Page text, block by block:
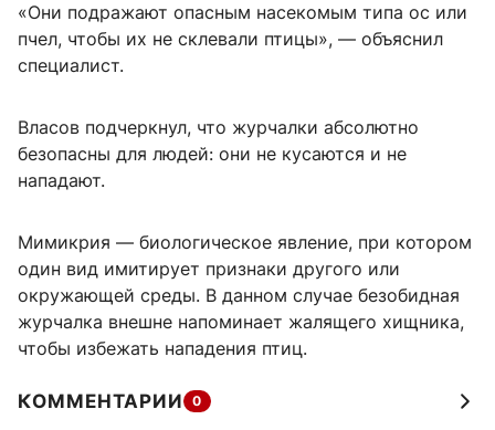
«Они подражают опасным насекомым типа ос или
пчел, чтобы их не склевали птицы», — объяснил
специалист.
Власов подчеркнул, что журчалки абсолютно
безопасны для людей: они не кусаются и не
нападают.
Мимикрия — биологическое явление, при котором
один вид имитирует признаки другого или
окружающей среды. В данном случае безобидная
журчалка внешне напоминает жалящего хищника,
чтобы избежать нападения птиц.
КОММЕНТАРИИ 0